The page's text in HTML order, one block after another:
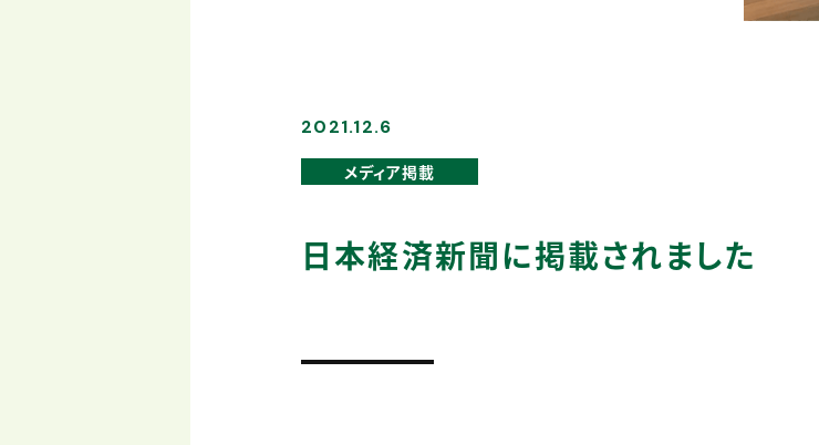
2021.12.6
メディア掲載
日本経済新聞に掲載されました